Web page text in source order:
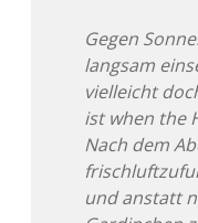
Gegen
langsam
vielleicht
ist when the
Nach dem
und anstatt